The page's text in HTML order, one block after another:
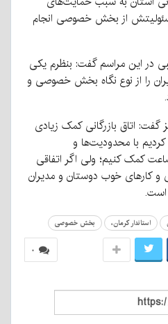
از بخش خصوصی انجام
در این مراسم گفت: بنظرم یکی
را از نوع نگاه بخش خصوصی و
گفت: اتاق بازرگانی کمک زیادی
با محدودیت‌ها و
کمک کنیم؛ ولی اگر اتفاقی
و کارهای خوب دوستان و مدیران
است.
استاندار کرمان، بخش خصوصی
۰